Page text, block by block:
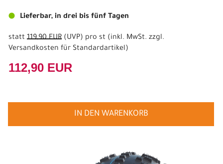
Lieferbar, in drei bis fünf Tagen
statt 119,90 EUR (UVP) pro st (inkl. MwSt. zzgl.
Versandkosten für Standardartikel)
112,90 EUR
IN DEN WARENKORB